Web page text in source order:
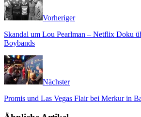
Vorheriger
Skandal um Lou Pearlman – Netflix Doku
Boybands
Nächster
Promis und Las Vegas Flair bei Merkur in